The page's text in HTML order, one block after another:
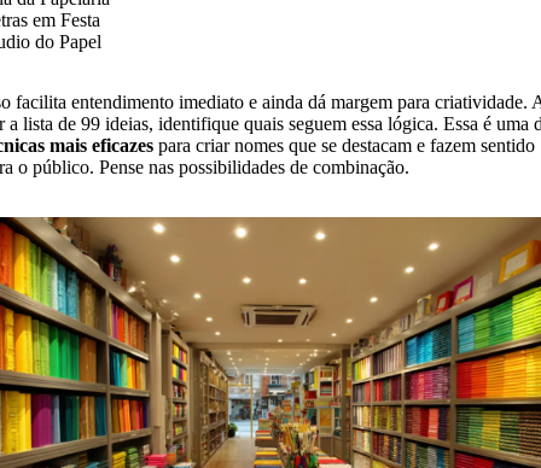
em Festa
do Papel
facilita entendimento imediato e ainda dá margem para criatividade.
a lista de 99 ideias, identifique quais seguem essa lógica. Essa é uma
mais eficazes para criar nomes que se destacam e fazem sentido
o público. Pense nas possibilidades de combinação.